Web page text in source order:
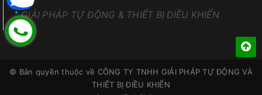
GIẢI PHÁP TỰ ĐỘNG & THIẾT BỊ ĐIỀU KHIỂN
© Bản quyền thuộc về CÔNG TY TNHH GIẢI PHÁP TỰ ĐỘNG VÀ
THIẾT BỊ ĐIỀU KHIỂN